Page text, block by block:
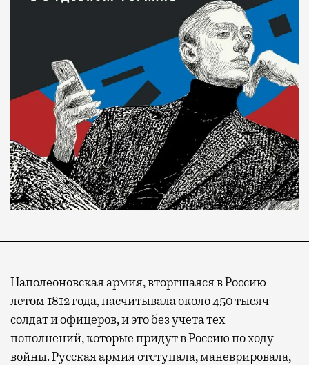
Наполеоновская армия, вторгшаяся в Россию
летом 1812 года, насчитывала около 450 тысяч
солдат и офицеров, и это без учета тех
пополнений, которые придут в Россию по ходу
войны. Русская армия отступала, маневрировала,